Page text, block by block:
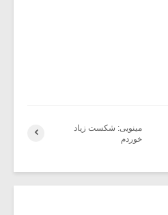
مینویی: شکست زیاد
خوردم